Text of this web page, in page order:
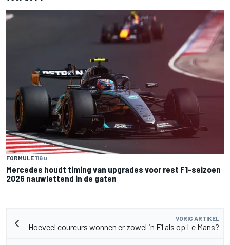
FORMULE 116 u
Mercedes houdt timing van upgrades voor rest F1-seizoen
2026 nauwlettend in de gaten
VORIG ARTIKEL
Hoeveel coureurs wonnen er zowel in F1 als op Le Mans?